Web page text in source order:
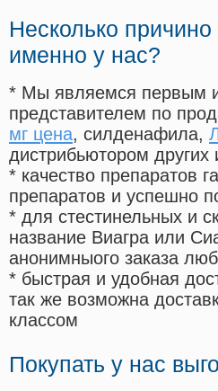
Несколько
именно у нас?
* Мы являемся первым и
представителем по
мг цена, силденафила,
дистрибьютором других
* качество препаратов
препаратов и успешно
* для стестинельных и
название Виагра или
анонимныого заказа
* быстрая и удобная
так же возможна
классом
Покупать у нас